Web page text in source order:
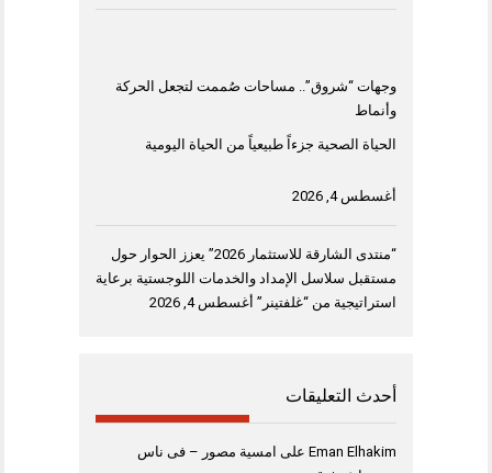
وجهات “شروق”.. مساحات صُممت لتجعل الحركة
وأنماط
الحياة الصحية جزءاً طبيعياً من الحياة اليومية
أغسطس 4, 2026
“منتدى الشارقة للاستثمار 2026” يعزز الحوار حول
مستقبل سلاسل الإمداد والخدمات اللوجستية برعاية
استراتيجية من “غلفتينر” أغسطس 4, 2026
أحدث التعليقات
Eman Elhakim على امسية مصور – فى ناس